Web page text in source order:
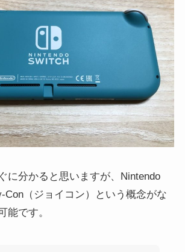
に分かると思いますが、Nintendo
Con（ジョイコン）という概念がな
能です。